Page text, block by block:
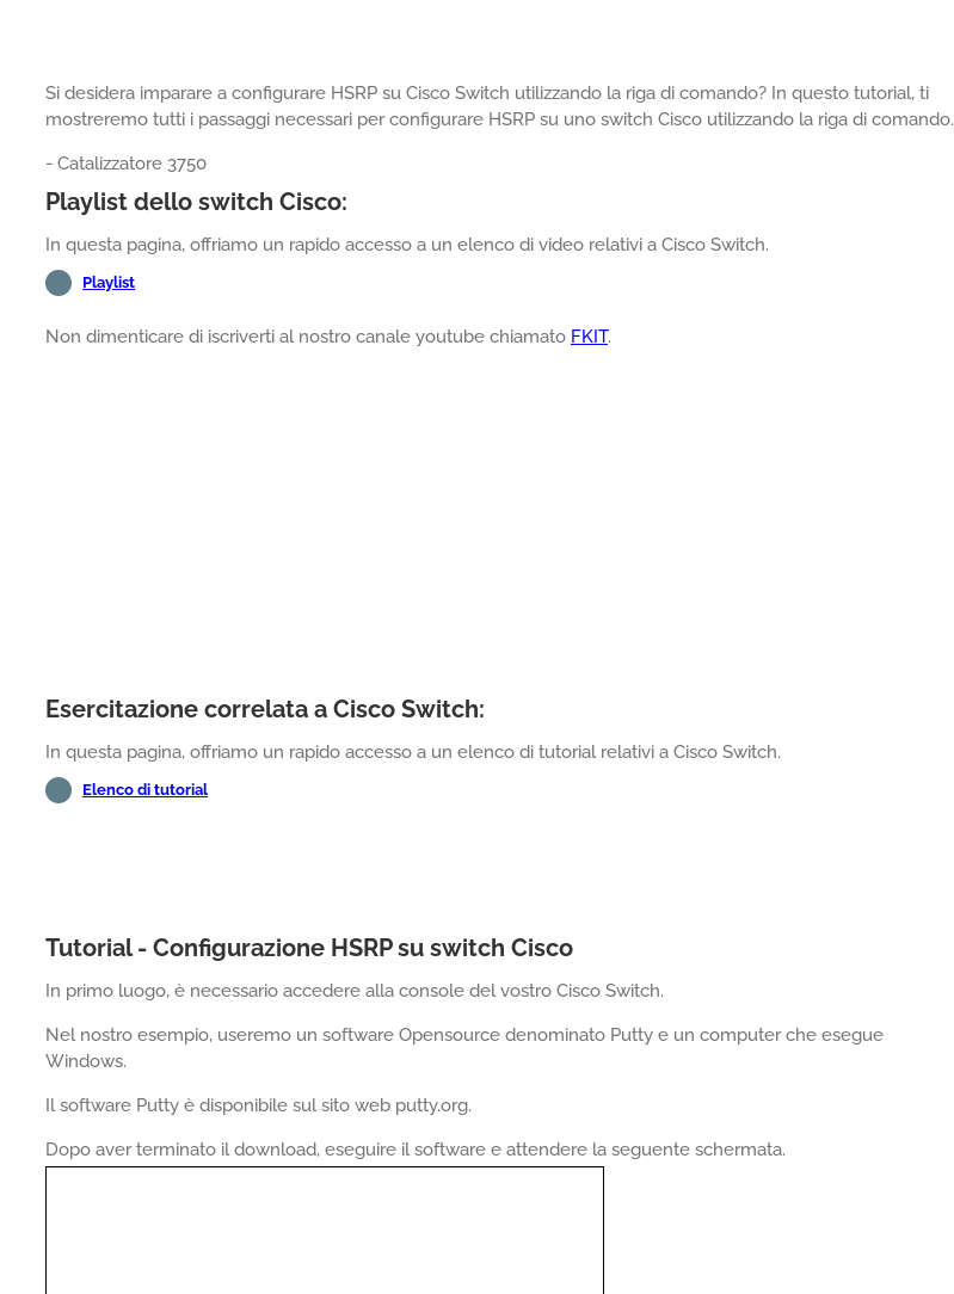
Si desidera imparare a configurare HSRP su Cisco Switch utilizzando la riga di comando? In questo tutorial, ti
mostreremo tutti i passaggi necessari per configurare HSRP su uno switch Cisco utilizzando la riga di comando.
- Catalizzatore 3750
Playlist dello switch Cisco:
In questa pagina, offriamo un rapido accesso a un elenco di video relativi a Cisco Switch.
Playlist
Non dimenticare di iscriverti al nostro canale youtube chiamato FKIT.
Esercitazione correlata a Cisco Switch:
In questa pagina, offriamo un rapido accesso a un elenco di tutorial relativi a Cisco Switch.
Elenco di tutorial
Tutorial - Configurazione HSRP su switch Cisco
In primo luogo, è necessario accedere alla console del vostro Cisco Switch.
Nel nostro esempio, useremo un software Opensource denominato Putty e un computer che esegue
Windows.
Il software Putty è disponibile sul sito web putty.org.
Dopo aver terminato il download, eseguire il software e attendere la seguente schermata.